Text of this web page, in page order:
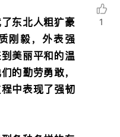
东北人粗犷豪
刚毅，外表强
美丽平和的温
的勤劳勇敢，
中表现了强韧
1